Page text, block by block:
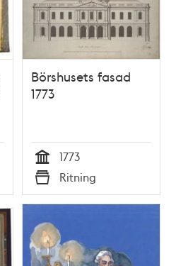
Börshusets fasad
1773
Tid
1773
Typ
Ritning